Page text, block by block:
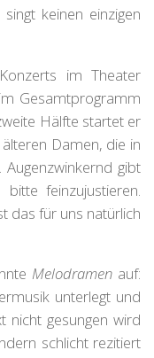
keinen einzigen
im Theater
Gesamtprogramm
Hälfte startet er
Damen, die in
gibt
feinzujustieren.
das für uns natürlich
Melodramen auf:
unterlegt und
nicht gesungen wird
schlicht rezitiert